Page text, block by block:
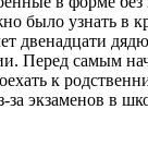
было узнать в
двенадцати
Перед самым
к
экзаменов в